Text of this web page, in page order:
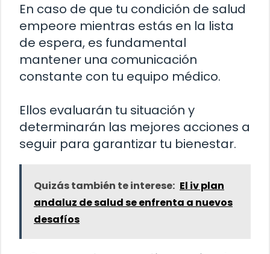
En caso de que tu condición de salud
empeore mientras estás en la lista
de espera, es fundamental
mantener una comunicación
constante con tu equipo médico.
Ellos evaluarán tu situación y
determinarán las mejores acciones a
seguir para garantizar tu bienestar.
Quizás también te interese: El iv plan
andaluz de salud se enfrenta a nuevos
desafíos